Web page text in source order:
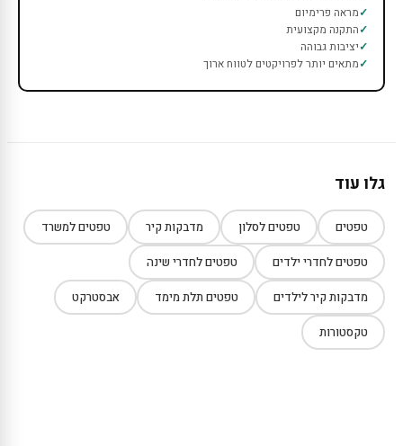
מראה פרימיום
התקנה מקצועית
יציבות גבוהה
מתאים יותר לפרויקטים לטווח ארוך
גלו עוד
טפטים טפטים לסלון מדבקות קיר טפטים למשרד
טפטים לחדרי ילדים טפטים לחדרי שינה
מדבקות קיר לילדים טפטים תלת מימד אבסטרקט
טקסטורות